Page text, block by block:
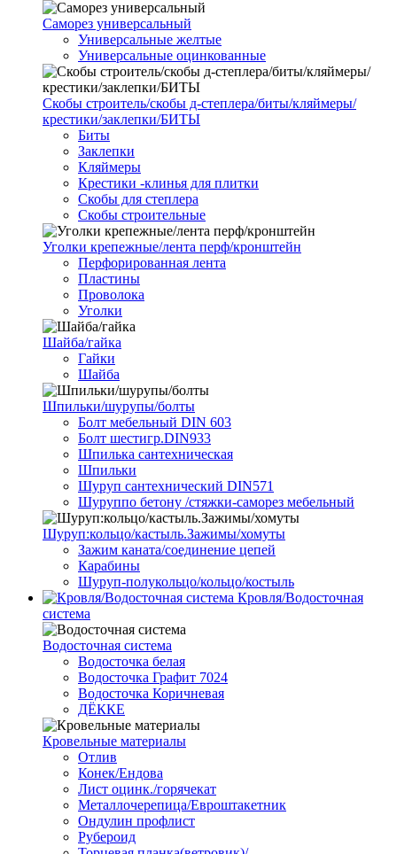
Саморез универсальный
Универсальные желтые
Универсальные оцинкованные
Скобы строитель/скобы д-степлера/биты/кляймеры/
крестики/заклепки/БИТЫ
Биты
Заклепки
Кляймеры
Крестики -клинья для плитки
Скобы для степлера
Скобы строительные
Уголки крепежные/лента перф/кронштейн
Перфорированная лента
Пластины
Проволока
Уголки
Шайба/гайка
Гайки
Шайба
Шпильки/шурупы/болты
Болт мебельный DIN 603
Болт шестигр.DIN933
Шпилька сантехническая
Шпильки
Шуруп сантехнический DIN571
Шуруппо бетону /стяжки-саморез мебельный
Шуруп:кольцо/кастыль.Зажимы/хомуты
Зажим каната/соединение цепей
Карабины
Шуруп-полукольцо/кольцо/костыль
Кровля/Водосточная
система
Водосточная система
Водосточка белая
Водосточка Графит 7024
Водосточка Коричневая
ДЁККЕ
Кровельные материалы
Отлив
Конек/Ендова
Лист оцинк./горячекат
Металлочерепица/Евроштакетник
Ондулин профлист
Рубероид